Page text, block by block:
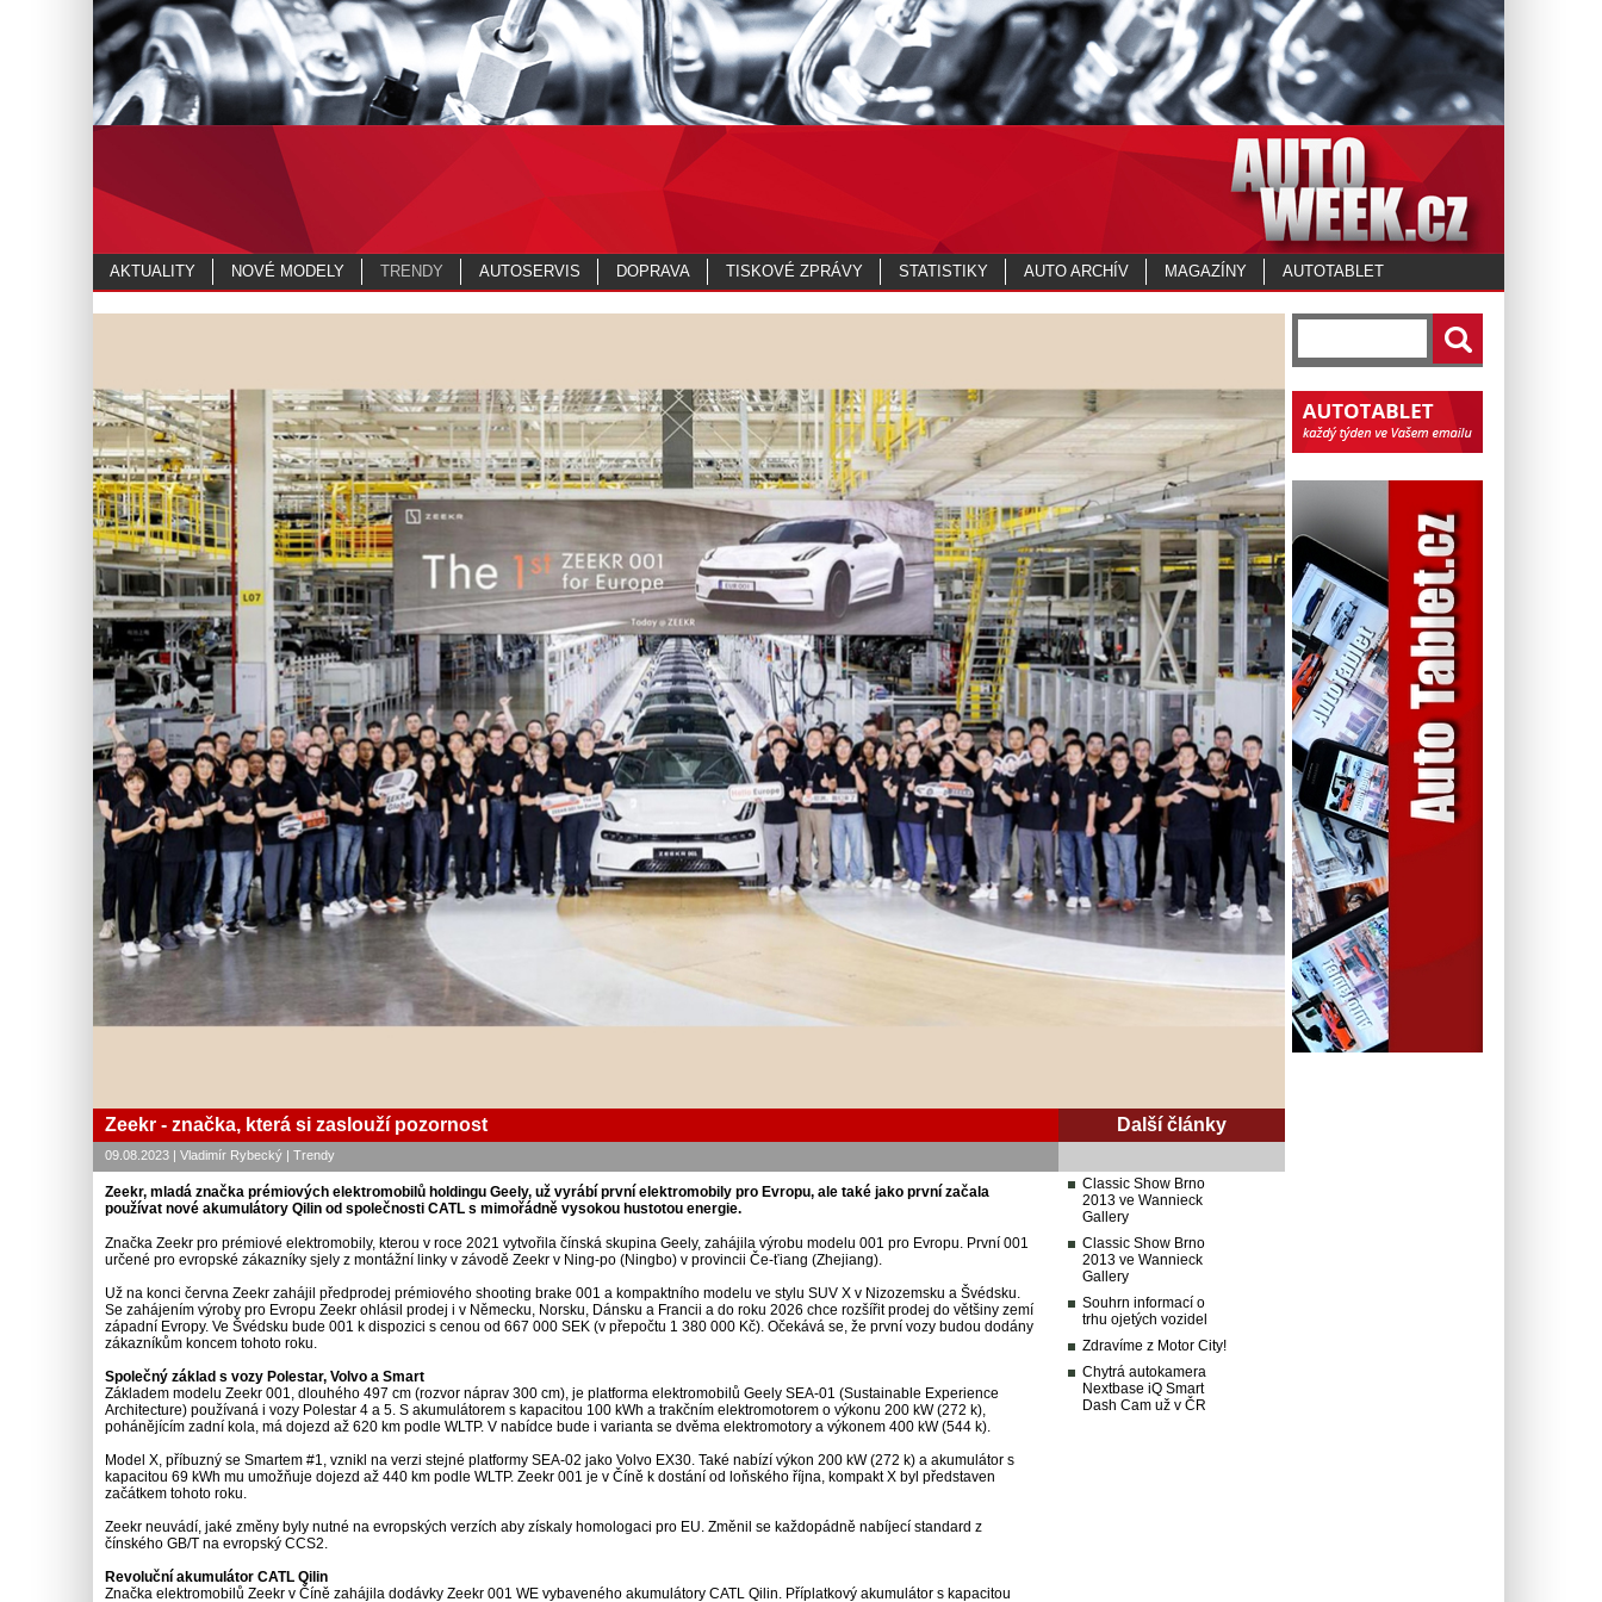
Zeekr - značka, která si zaslouží pozornost
09.08.2023 | Vladimír Rybecký | Trendy
Zeekr, mladá značka prémiových elektromobilů holdingu Geely, už vyrábí první elektromobily pro Evropu, ale také jako první začala
používat nové akumulátory Qilin od společnosti CATL s mimořádně vysokou hustotou energie.
Značka Zeekr pro prémiové elektromobily, kterou v roce 2021 vytvořila čínská skupina Geely, zahájila výrobu modelu 001 pro Evropu. První 001
určené pro evropské zákazníky sjely z montážní linky v závodě Zeekr v Ning-po (Ningbo) v provincii Če-ťiang (Zhejiang).
Už na konci června Zeekr zahájil předprodej prémiového shooting brake 001 a kompaktního modelu ve stylu SUV X v Nizozemsku a Švédsku.
Se zahájením výroby pro Evropu Zeekr ohlásil prodej i v Německu, Norsku, Dánsku a Francii a do roku 2026 chce rozšířit prodej do většiny zemí
západní Evropy. Ve Švédsku bude 001 k dispozici s cenou od 667 000 SEK (v přepočtu 1 380 000 Kč). Očekává se, že první vozy budou dodány
zákazníkům koncem tohoto roku.
Společný základ s vozy Polestar, Volvo a Smart
Základem modelu Zeekr 001, dlouhého 497 cm (rozvor náprav 300 cm), je platforma elektromobilů Geely SEA-01 (Sustainable Experience
Architecture) používaná i vozy Polestar 4 a 5. S akumulátorem s kapacitou 100 kWh a trakčním elektromotorem o výkonu 200 kW (272 k),
pohánějícím zadní kola, má dojezd až 620 km podle WLTP. V nabídce bude i varianta se dvěma elektromotory a výkonem 400 kW (544 k).
Model X, příbuzný se Smartem #1, vznikl na verzi stejné platformy SEA-02 jako Volvo EX30. Také nabízí výkon 200 kW (272 k) a akumulátor s
kapacitou 69 kWh mu umožňuje dojezd až 440 km podle WLTP. Zeekr 001 je v Číně k dostání od loňského října, kompakt X byl představen
začátkem tohoto roku.
Zeekr neuvádí, jaké změny byly nutné na evropských verzích aby získaly homologaci pro EU. Změnil se každopádně nabíjecí standard z
čínského GB/T na evropský CCS2.
Revoluční akumulátor CATL Qilin
Značka elektromobilů Zeekr v Číně zahájila dodávky Zeekr 001 WE vybaveného akumulátory CATL Qilin. Příplatkový akumulátor s kapacitou
Další články
Classic Show Brno
2013 ve Wannieck
Gallery
Classic Show Brno
2013 ve Wannieck
Gallery
Souhrn informací o
trhu ojetých vozidel
Zdravíme z Motor City!
Chytrá autokamera
Nextbase iQ Smart
Dash Cam už v ČR
AKTUALITY NOVÉ MODELY TRENDY AUTOSERVIS DOPRAVA TISKOVÉ ZPRÁVY STATISTIKY AUTO ARCHÍV MAGAZÍNY AUTOTABLET